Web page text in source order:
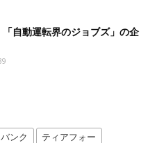
自動運転界のジョブズ」の企
ンク ティアフォー